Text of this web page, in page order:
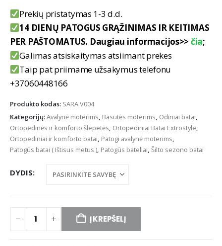
Prekių pristatymas 1-3 d.d.
14 DIENŲ PATOGUS GRĄŽINIMAS IR KEITIMAS
PER PAŠTOMATUS. Daugiau informacijos>> čia;
Galimas atsiskaitymas atsiimant prekes
Taip pat priimame užsakymus telefonu
+37060448166
Produkto kodas: SARA.V004
Kategorijų:Avalynė moterims, Basutės moterims, Odiniai batai,
Ortopedinės ir komforto šlepetės, Ortopediniai Batai Extrostyle,
Ortopediniai ir komforto batai, Patogi avalynė moterims,
Patogūs batai ( Ištisus metus ), Patogūs bateliai, Šilto sezono batai
DYDIS
Į KREPŠELĮ